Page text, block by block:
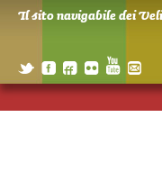
Il sito navigabile dei